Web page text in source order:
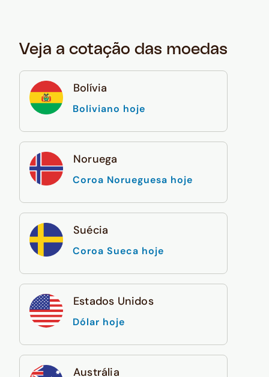
Veja a cotação das moedas
Bolívia
Boliviano hoje
Noruega
Coroa Norueguesa hoje
Suécia
Coroa Sueca hoje
Estados Unidos
Dólar hoje
Austrália